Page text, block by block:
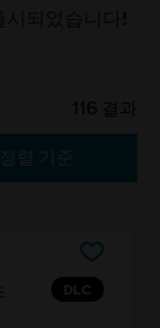
116 결과
정렬 기준
DLC